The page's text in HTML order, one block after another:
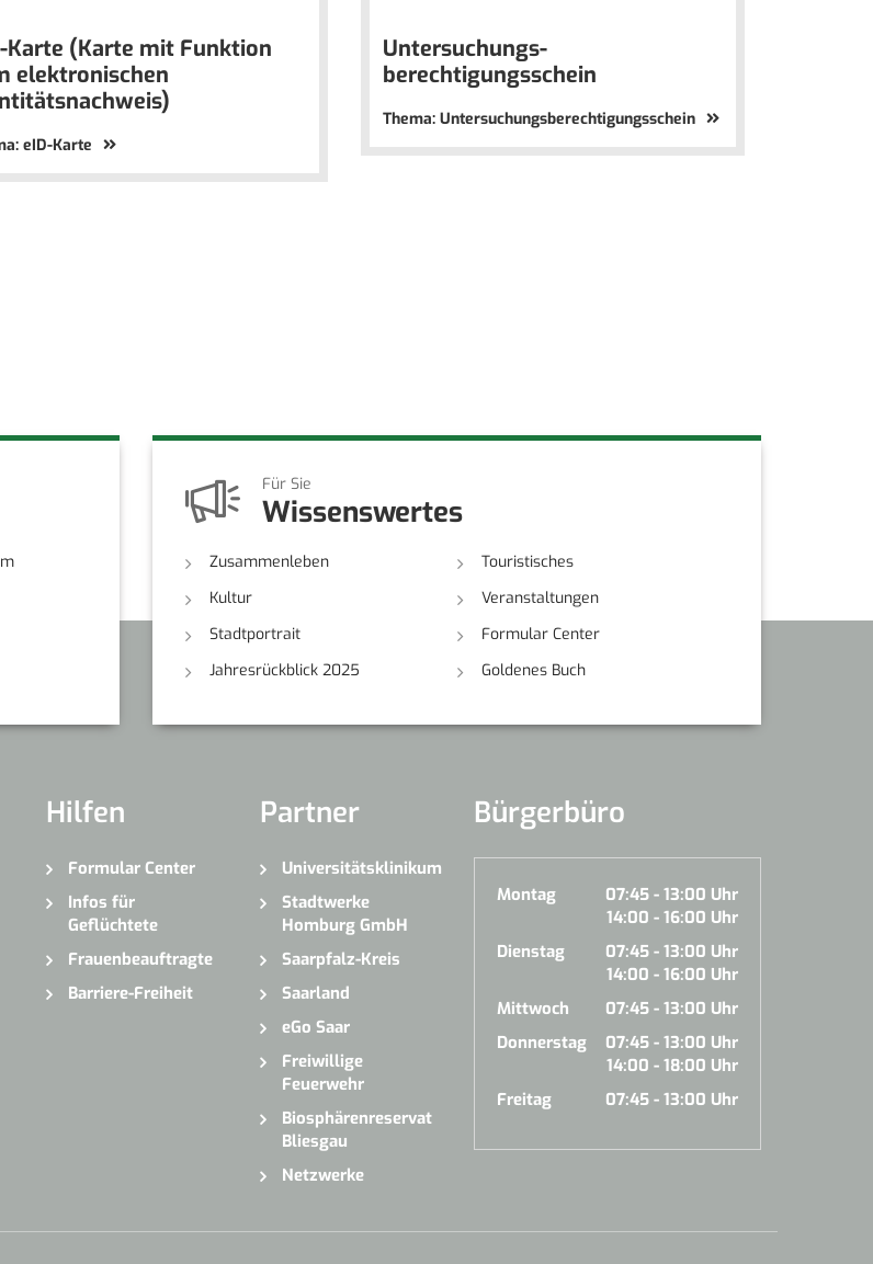
Karte (Karte mit Funktion
elektronischen
eID-Karte
Untersuchungs-
berechtigungsschein
Thema: Untersuchungsberechtigungsschein
Für Sie
Wissenswertes
Zusammenleben
Touristisches
Kultur
Veranstaltungen
Stadtportrait
Formular Center
Jahresrückblick 2025
Goldenes Buch
Hilfen
Formular Center
Infos für
Geflüchtete
Frauenbeauftragte
Barriere-Freiheit
Partner
Universitätsklinikum
Stadtwerke
Homburg GmbH
Saarpfalz-Kreis
Saarland
eGo Saar
Freiwillige
Feuerwehr
Biosphärenreservat
Bliesgau
Netzwerke
Bürgerbüro
Montag
07:45 - 13:00 Uhr
14:00 - 16:00 Uhr
Dienstag
07:45 - 13:00 Uhr
14:00 - 16:00 Uhr
Mittwoch
07:45 - 13:00 Uhr
Donnerstag
07:45 - 13:00 Uhr
14:00 - 18:00 Uhr
Freitag
07:45 - 13:00 Uhr